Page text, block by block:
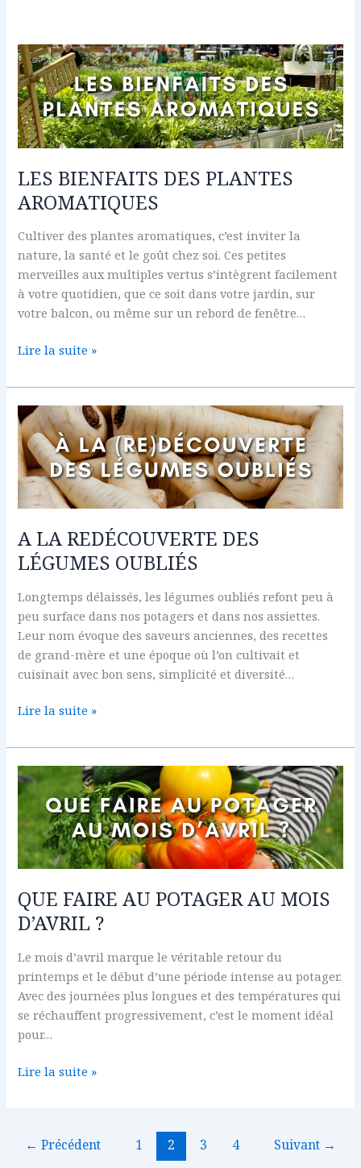
LES BIENFAITS DES PLANTES
AROMATIQUES
Cultiver des plantes aromatiques, c’est inviter la
nature, la santé et le goût chez soi. Ces petites
merveilles aux multiples vertus s’intègrent facilement
à votre quotidien, que ce soit dans votre jardin, sur
votre balcon, ou même sur un rebord de fenêtre…
LES
BIENFAITS
DES
PLANTES
AROMATIQUES
Lire la suite »
A LA REDÉCOUVERTE DES
LÉGUMES OUBLIÉS
Longtemps délaissés, les légumes oubliés refont peu à
peu surface dans nos potagers et dans nos assiettes.
Leur nom évoque des saveurs anciennes, des recettes
de grand-mère et une époque où l’on cultivait et
cuisinait avec bon sens, simplicité et diversité…
A
LA
REDÉCOUVERTE
DES
LÉGUMES
OUBLIÉS
Lire la suite »
QUE FAIRE AU POTAGER AU MOIS
D’AVRIL ?
Le mois d’avril marque le véritable retour du
printemps et le début d’une période intense au potager.
Avec des journées plus longues et des températures qui
se réchauffent progressivement, c’est le moment idéal
pour…
QUE
FAIRE
AU
POTAGER
AU
MOIS
D’AVRIL
?
Lire la suite »
← Précédent 1 2 3 4 Suivant →